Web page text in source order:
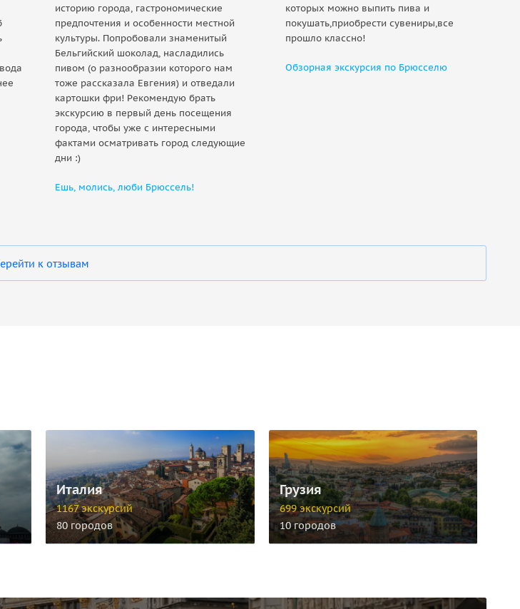
историю города, гастрономические
предпочтения и особенности местной
культуры. Попробовали знаменитый
Бельгийский шоколад, насладились
пивом (о разнообразии которого нам
тоже рассказала Евгения) и отведали
картошки фри! Рекомендую брать
экскурсию в первый день посещения
города, чтобы уже с интересными
фактами осматривать город следующие
дни :)
Ешь, молись, люби Брюссель!
которых можно выпить пива и
покушать,приобрести сувениры,все
прошло классно!
Обзорная экскурсия по Брюсселю
к отзывам
Италия
1167 экскурсий
80 городов
Грузия
699 экскурсий
10 городов